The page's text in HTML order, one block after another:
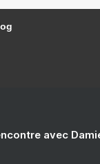
avec